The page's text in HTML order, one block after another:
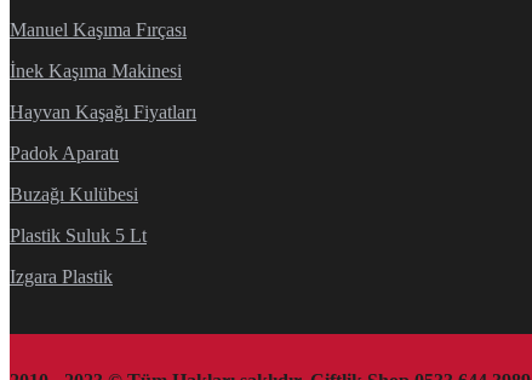
Manuel Kaşıma Fırçası
İnek Kaşıma Makinesi
Hayvan Kaşağı Fiyatları
Padok Aparatı
Buzağı Kulübesi
Plastik Suluk 5 Lt
Izgara Plastik